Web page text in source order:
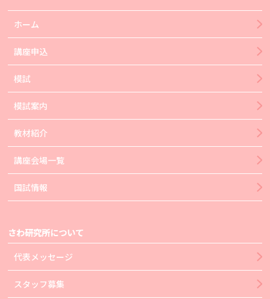
ホーム
講座申込
模試
模試案内
教材紹介
講座会場一覧
国試情報
さわ研究所について
代表メッセージ
スタッフ募集